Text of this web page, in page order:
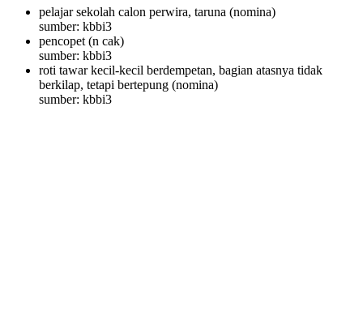
pelajar sekolah calon perwira, taruna (nomina)
sumber: kbbi3
pencopet (n cak)
sumber: kbbi3
roti tawar kecil-kecil berdempetan, bagian atasnya tidak
berkilap, tetapi bertepung (nomina)
sumber: kbbi3